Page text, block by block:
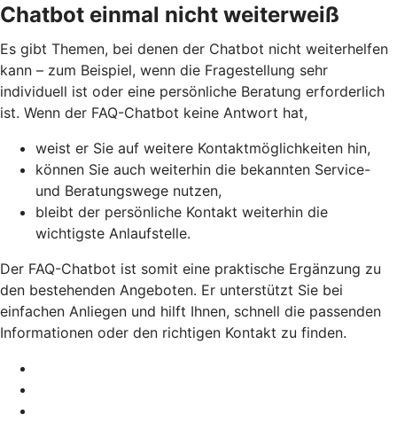
Chatbot einmal nicht weiterweiß
Es gibt Themen, bei denen der Chatbot nicht weiterhelfen
kann – zum Beispiel, wenn die Fragestellung sehr
individuell ist oder eine persönliche Beratung erforderlich
ist. Wenn der FAQ-Chatbot keine Antwort hat,
weist er Sie auf weitere Kontaktmöglichkeiten hin,
können Sie auch weiterhin die bekannten Service-
und Beratungswege nutzen,
bleibt der persönliche Kontakt weiterhin die
wichtigste Anlaufstelle.
Der FAQ-Chatbot ist somit eine praktische Ergänzung zu
den bestehenden Angeboten. Er unterstützt Sie bei
einfachen Anliegen und hilft Ihnen, schnell die passenden
Informationen oder den richtigen Kontakt zu finden.